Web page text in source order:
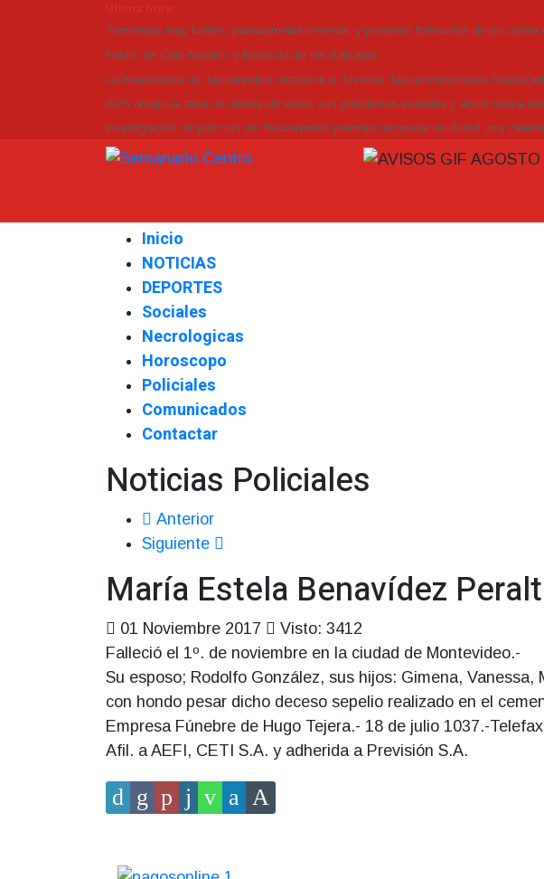
Tormentas muy fuertes, puntualmente severas, y posterior formación de un ciclón
Futuro de Club Náutico y Estancia de los Bálsamo
La Intendencia de Tacuarembó reconoce a Jóvenes Tacuaremboneses
BPS redujo la tasa de interés de todos sus préstamos sociales y abrió nueva
Investigación de policías de Tacuarembó permitió recuperar en Brasil una
Inicio
NOTICIAS
DEPORTES
Sociales
Necrologicas
Horoscopo
Policiales
Comunicados
Contactar
Noticias Policiales
Anterior
Siguiente
María Estela Benavídez
01 Noviembre 2017
Visto: 3412
Falleció el 1º. de noviembre en la ciudad de Montevideo.-
Su esposo; Rodolfo González, sus hijos: Gimena,
con hondo pesar dicho deceso sepelio realizado en el
Empresa Fúnebre de Hugo Tejera.- 18 de julio 1037.-
Afil. a AEFI, CETI S.A. y adherida a Previsión S.A.